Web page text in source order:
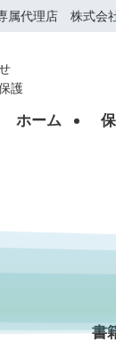
属代理店 株式会
護
ホーム
書